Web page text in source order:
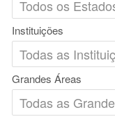
Instituições
Grandes Áreas